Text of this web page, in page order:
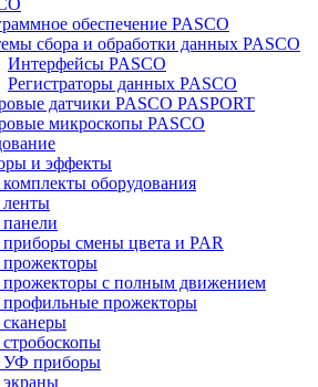
обеспечение PASCO
сбора и обработки данных PASCO
Интерфейсы PASCO
Регистраторы данных PASCO
датчики PASCO PASPORT
микроскопы PASCO
и эффекты
оборудования
смены цвета и PAR
с полным движением
прожекторы
УФ приборы